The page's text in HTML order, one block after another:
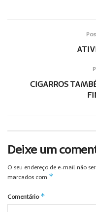
CIGARROS
Deixe um
O seu endereço de e-mail não
marcados com *
Comentário *